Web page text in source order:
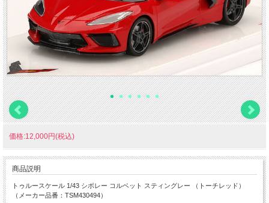
価格:12,000円(税込)
商品説明
トゥルースケール 1/43 シボレー コルベット スティングレー （トーチレッド）
（メーカー品番：TSM430494）